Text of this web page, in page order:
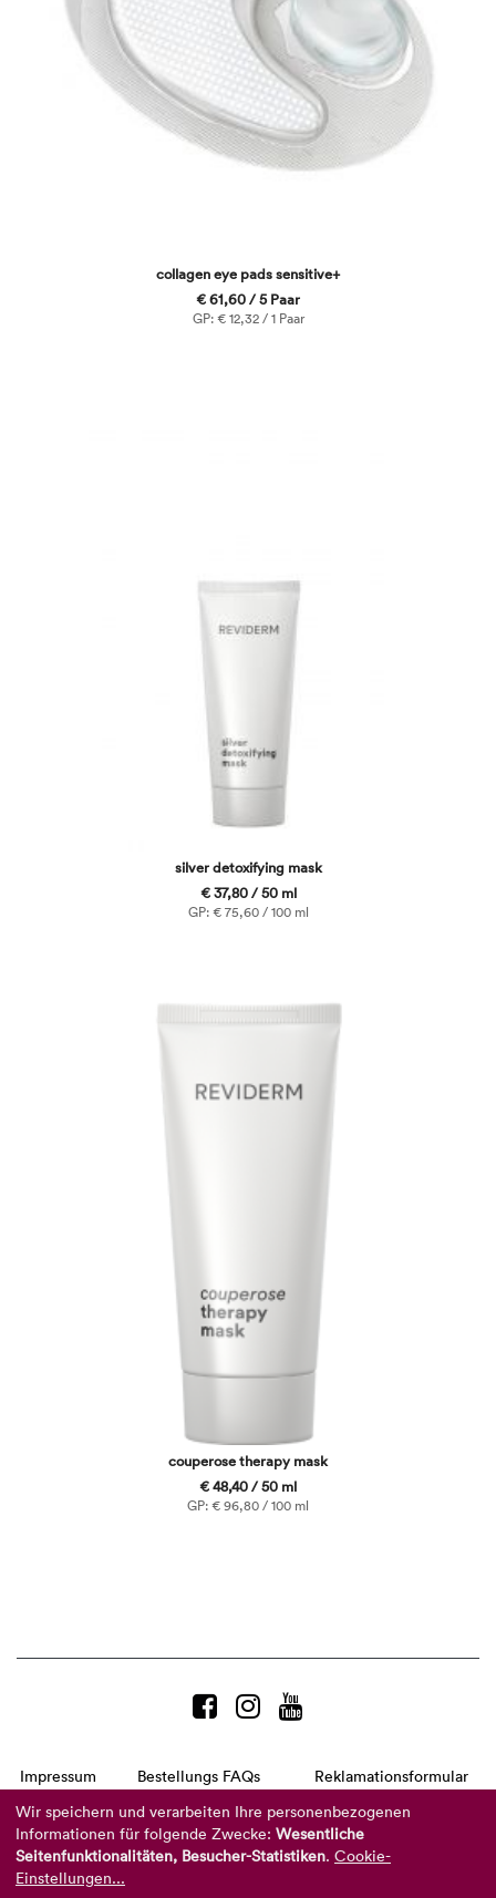
collagen eye pads sensitive+
€ 61,60 / 5 Paar
GP: € 12,32 / 1 Paar
silver detoxifying mask
€ 37,80 / 50 ml
GP: € 75,60 / 100 ml
couperose therapy mask
€ 48,40 / 50 ml
GP: € 96,80 / 100 ml
Impressum Bestellungs FAQs
Reklamationsformular
AGB
Datenschutzerklärung
Barrierefreiheitserklärung
Telefon:+49 8104 8873-310
(Mo-Do: 9-16 Uhr und Fr: 9-14 Uhr)
Wir speichern und verarbeiten Ihre personenbezogenen
Informationen für folgende Zwecke: Wesentliche
Seitenfunktionalitäten, Besucher-Statistiken. Cookie-
Einstellungen...